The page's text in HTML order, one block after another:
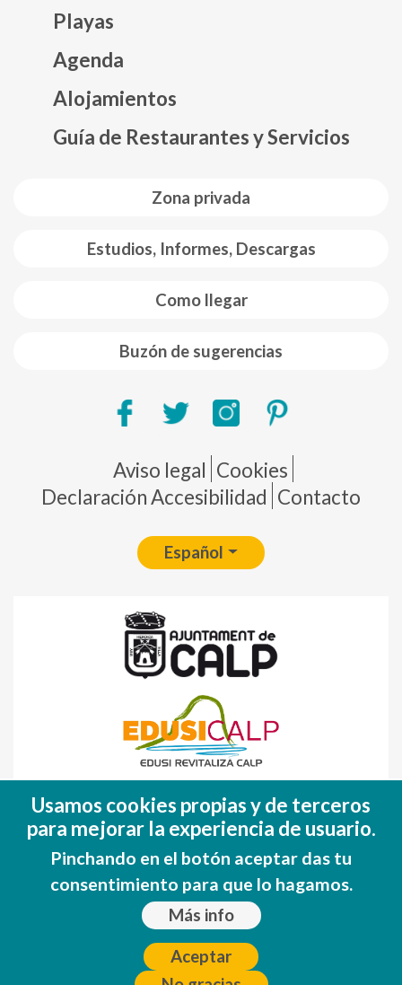
Zona privada
Estudios, Informes, Descargas
Como llegar
Buzón de sugerencias
Playas
Agenda
Alojamientos
Guía de Restaurantes y Servicios
Pie de página
Aviso legal Cookies
Declaración Accesibilidad Contacto
Español
(FEDER)
Una manera de hacer EUROPA
Usamos cookies propias y de terceros
para mejorar la experiencia de usuario.
Pinchando en el botón aceptar das tu
consentimiento para que lo hagamos.
Más info
Aceptar